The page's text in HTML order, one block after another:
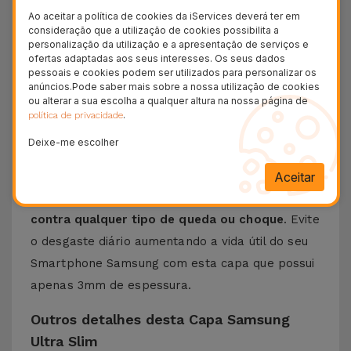
Eis aCapa Ultra Slim para Samsung, a escolha
ideal para quem procura proteger de forma
discreta e eficaz o seu telemóvel. Com um
design minimalista e elegante, esta capa
Samsung foi feita com o objetivo de dar
segurança ao equipamento sem adicionar volume
Criada a partir de materiais de alta qualidade, a
assegura proteção
contra qualquer tipo de queda ou choque. Evite
o desgaste diário aumentando a vida útil do seu
Smartphone Samsung com esta capa que possui
apenas 3mm de espessura.
Outros detalhes desta Capa Samsung
Ultra Slim
Ao aceitar a política de cookies da iServices deverá ter em
consideração que a utilização de cookies possibilita a
personalização da utilização e a apresentação de serviços e
ofertas adaptadas aos seus interesses. Os seus dados
pessoais e cookies podem ser utilizados para personalizar os
anúncios.Pode saber mais sobre a nossa utilização de cookies
ou alterar a sua escolha a qualquer altura na nossa página de
política de privacidade.
Deixe-me escolher
Aceitar